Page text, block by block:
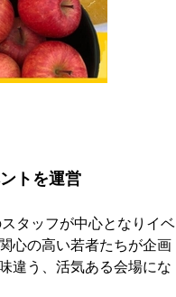
トを運営
タッフが中心となりイベ
心の高い若者たちが企画
違う、活気ある会場にな